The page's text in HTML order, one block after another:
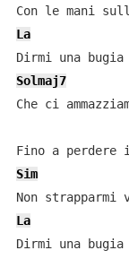
La
Solmaj7
Che ci
Sim
La